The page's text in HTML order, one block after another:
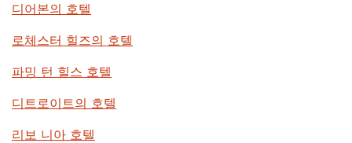
디어본의 호텔
로체스터 힐즈의 호텔
파밍 턴 힐스 호텔
디트로이트의 호텔
리보 니아 호텔